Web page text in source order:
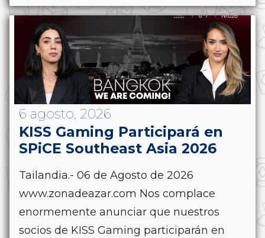
6 agosto, 2026
KISS Gaming Participará en
SPiCE Southeast Asia 2026
Tailandia.- 06 de Agosto de 2026
www.zonadeazar.com Nos complace
enormemente anunciar que nuestros
socios de KISS Gaming participarán en